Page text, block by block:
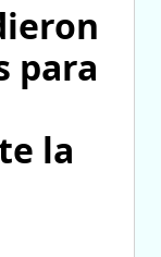
para
la